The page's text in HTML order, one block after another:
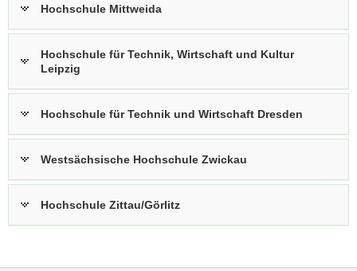
Hochschule Mittweida
Hochschule für Technik, Wirtschaft und Kultur
Leipzig
Hochschule für Technik und Wirtschaft Dresden
Westsächsische Hochschule Zwickau
Hochschule Zittau/Görlitz